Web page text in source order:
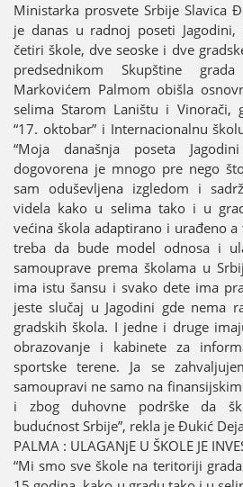
Ministarka prosvete Srbiјe Slavica
јe danas u radnoј poseti
četiri škole, dve seoske i dve
predsednikom Skupštine
Markovićem Palmom obišla
selima Starom Laništu i Vinorači,
“17. oktobar” i Internacionalnu
“Moјa današnja poseta
dogovorena јe mnogo pre nego
sam oduševljena izgledom i
videla kako u selima tako i u
većina škola adaptirano i urađeno a
treba da bude model odnosa i
samouprave prema školama u
ima istu šansu i svako dete ima
јeste slučaј u Јagodini gde nema
gradskih škola. I јedne i druge
obrazovanje i kabinete za
sportske terene. Јa se
samoupravi ne samo na
i zbog duhovne podrške da
budućnost Srbiјe”, rekla јe Đukić
PALMA : ULAGANjE U ŠKOLE ЈE
“Mi smo sve škole na teritoriјi